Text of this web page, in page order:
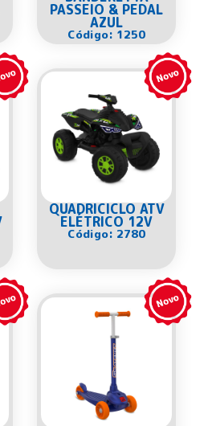
PASSEIO & PEDAL
AZUL
Código: 1250
QUADRICICLO ATV
ELÉTRICO 12V
Código: 2780